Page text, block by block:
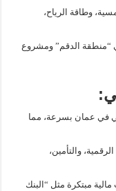
وطاقة الرياح،
“منطقة الدقم” ومشروع
في عمان بسرعة، مما
والتأمين،
مبتكرة مثل “البنك